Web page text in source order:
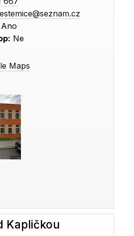
Ano
Ne
Maps
Kapličkou